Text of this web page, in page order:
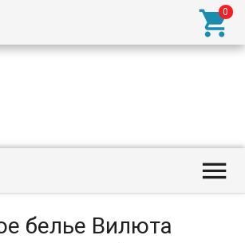


белье Вилюта